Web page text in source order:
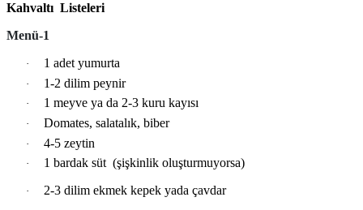
Kahvaltı Listeleri
Menü-1
· 1 adet yumurta
· 1-2 dilim peynir
· 1 meyve ya da 2-3 kuru kayısı
· Domates, salatalık, biber
· 4-5 zeytin
· 1 bardak süt (şişkinlik oluşturmuyorsa)
·
2-3 dilim ekmek kepek yada çavdar